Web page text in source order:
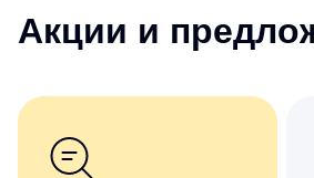
Акции и